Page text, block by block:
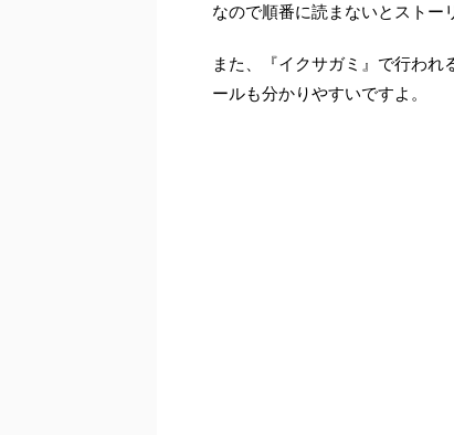
なので順番に読まないとストー
また、『イクサガミ』で行わ
ールも分かりやすいですよ。